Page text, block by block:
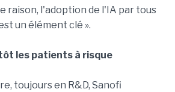
raison, l'adoption de l'IA par tous
un élément clé ».
les patients à risque
toujours en R&D, Sanofi